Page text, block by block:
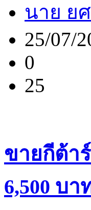
นาย ย
25/07/
0
25
ขายกีต้า
6,500 บา